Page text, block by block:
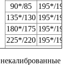
90*/85
195*/
135*/130 195*/
180*/175 195*/
225*/220 195*/
возможно
клееного